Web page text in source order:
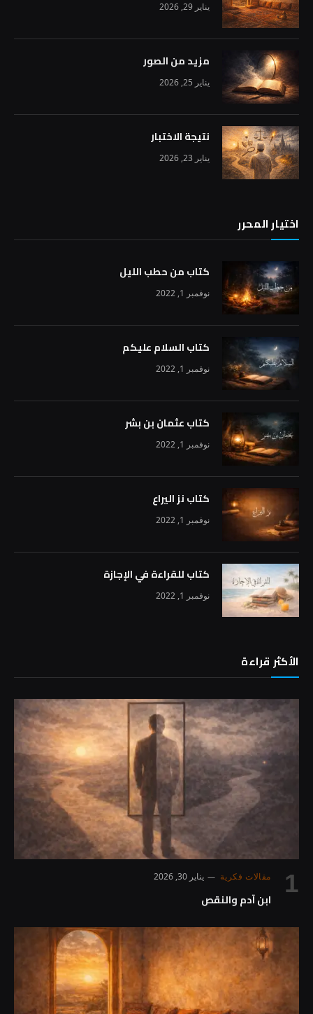
يناير 29, 2026
مزيد من الصور
يناير 25, 2026
نتيجة الاختبار
يناير 23, 2026
اختيار المحرر
كتاب من حطب الليل
نوفمبر 1, 2022
كتاب السلام عليكم
نوفمبر 1, 2022
كتاب عثمان بن بشر
نوفمبر 1, 2022
كتاب نز اليراع
نوفمبر 1, 2022
كتاب للقراءة في الإجازة
نوفمبر 1, 2022
الأكثر قراءة
مقالات فكرية يناير 30, 2026
ابن آدم والنقص